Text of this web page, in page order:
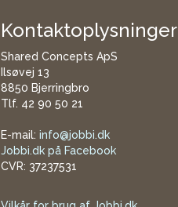
Kontaktoplysninger
Shared Concepts ApS
Ilsøvej 13
8850 Bjerringbro
Tlf. 42 90 50 21
E-mail: info@jobbi.dk
Jobbi.dk på Facebook
CVR: 37237531